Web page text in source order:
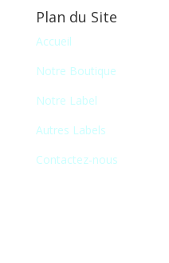
Plan du Site
Accueil
Notre Boutique
Notre Label
Autres Labels
Contactez-nous